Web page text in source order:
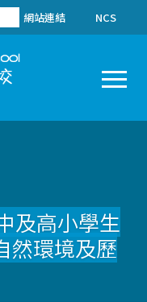
網站連結 NCS
及高小學生
然環境及歷